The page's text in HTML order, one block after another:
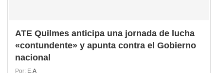
ATE Quilmes anticipa una jornada de lucha
«contundente» y apunta contra el Gobierno
nacional
Por: E.A